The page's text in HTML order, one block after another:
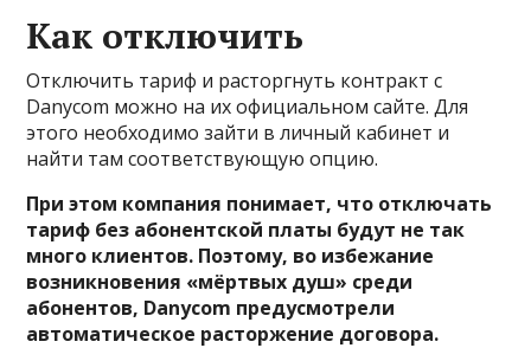
Как отключить
Отключить тариф и расторгнуть контракт с
Danycom можно на их официальном сайте. Для
этого необходимо зайти в личный кабинет и
найти там соответствующую опцию.
При этом компания понимает, что отключать
тариф без абонентской платы будут не так
много клиентов. Поэтому, во избежание
возникновения «мёртвых душ» среди
абонентов, Danycom предусмотрели
автоматическое расторжение договора.